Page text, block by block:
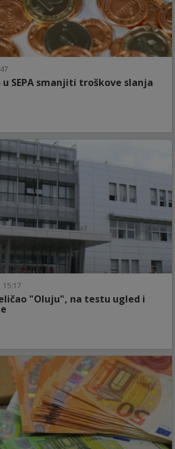
SEPA smanjiti troškove slanja
15:17
"Oluju", na testu ugled i